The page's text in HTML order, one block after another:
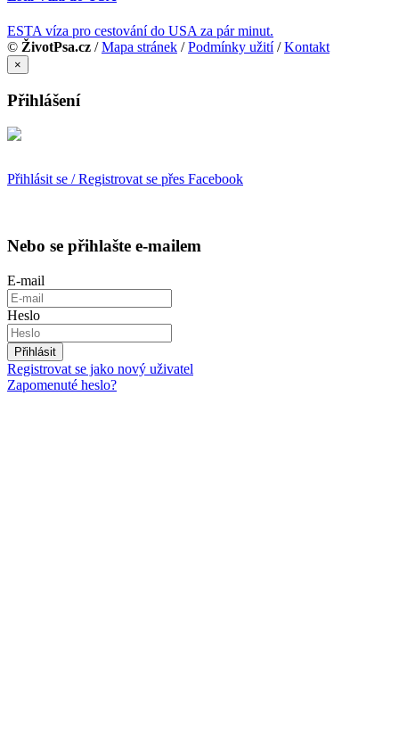
ESTA víza pro cestování do USA za pár minut.
© ŽivotPsa.cz /Mapa stránek /Podmínky užití/Kontakt
×
Přihlášení
Přihlásit se / Registrovat se přes Facebook
Nebo se přihlašte e-mailem
E-mail
Heslo
Přihlásit
Registrovat se jako nový uživatel
Zapomenuté heslo?